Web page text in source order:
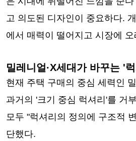
고 의도된 디자인이 중요하다.
에서 매력이 떨어지고 시장에
밀레니얼·X세대가 바꾸는 '
현재 주택 구매의 중심 세력인
과거의 '크기 중심 럭셔리'를 거
모두 "럭셔리의 정의에 구조적
단했다.